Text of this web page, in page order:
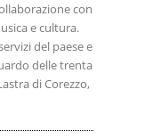
con
e cultura.
del paese e
delle trenta
di Corezzo,